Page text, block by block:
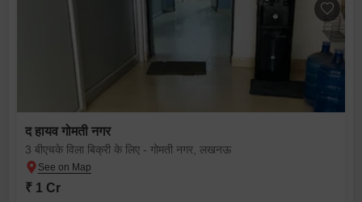
द हायव गोमती नगर
3 बीएचके विला बिक्री के लिए - गोमती नगर, लखनऊ
₹ 1 Cr